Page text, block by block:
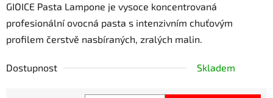
GIOICE Pasta Lampone je vysoce koncentrovaná
profesionální ovocná pasta s intenzivním chuťovým
profilem čerstvě nasbíraných, zralých malin.
Dostupnost Skladem